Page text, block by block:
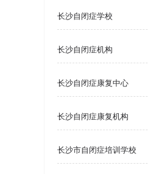
长沙自闭症学校
长沙自闭症机构
长沙自闭症康复中心
长沙自闭症康复机构
长沙市自闭症培训学校